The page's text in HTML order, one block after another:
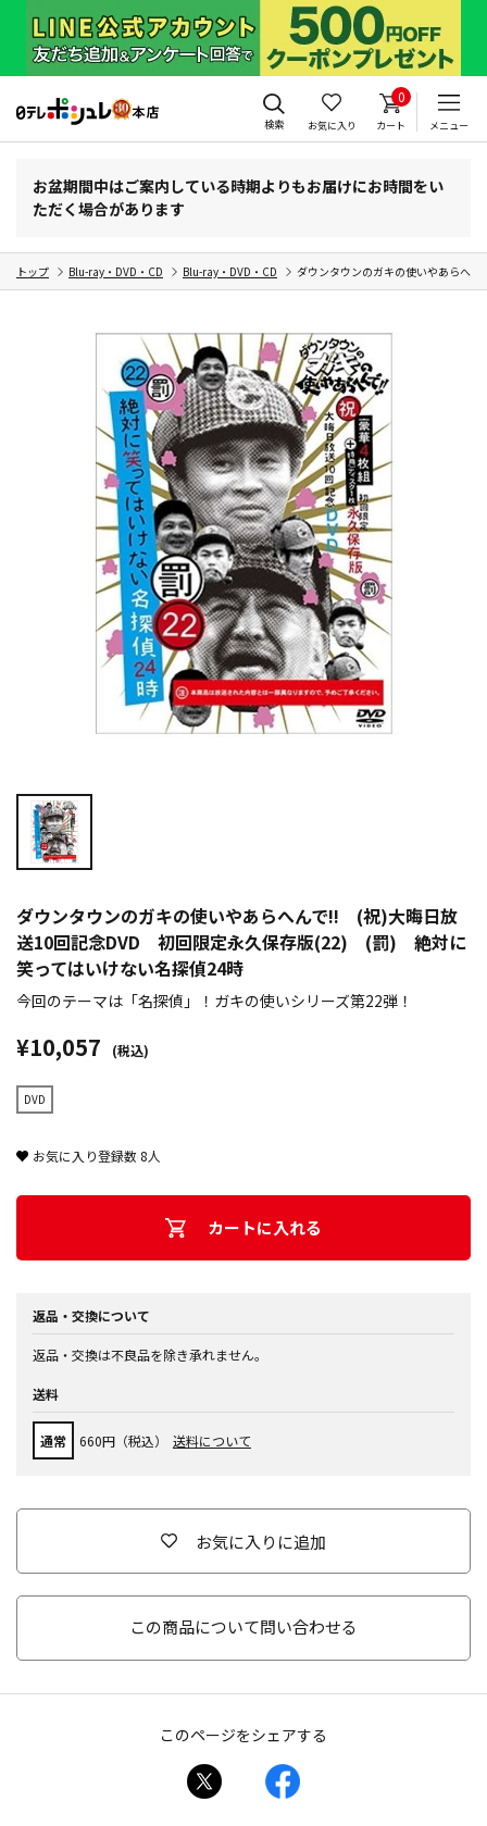
検索 お気に入り
0
カート メニュー
お盆期間中はご案内している時期よりもお届けにお時間をい
ただく場合があります
トップ Blu-ray・DVD・CD Blu-ray・DVD・CD ダウンタウンのガキの使いやあら
ダウンタウンのガキの使いやあらへんで!! (祝)大晦日放
送10回記念DVD 初回限定永久保存版(22) (罰) 絶対に
笑ってはいけない名探偵24時
今回のテーマは「名探偵」！ガキの使いシリーズ第22弾！
¥10,057 (税込)
DVD
お気に入り登録数 8人
カートに入れる
返品・交換について
返品・交換は不良品を除き承れません。
送料
通常 660円（税込） 送料について
お気に入りに追加
この商品について問い合わせる
このページをシェアする